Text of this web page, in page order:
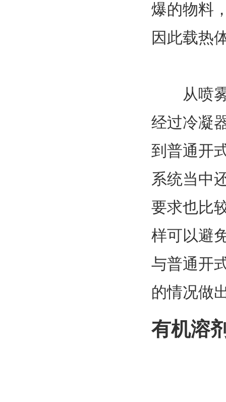
爆的物料
因此载热
从喷雾
经过冷凝
到普通开
系统当中
要求也比
样可以避
与普通开
的情况做
有机溶